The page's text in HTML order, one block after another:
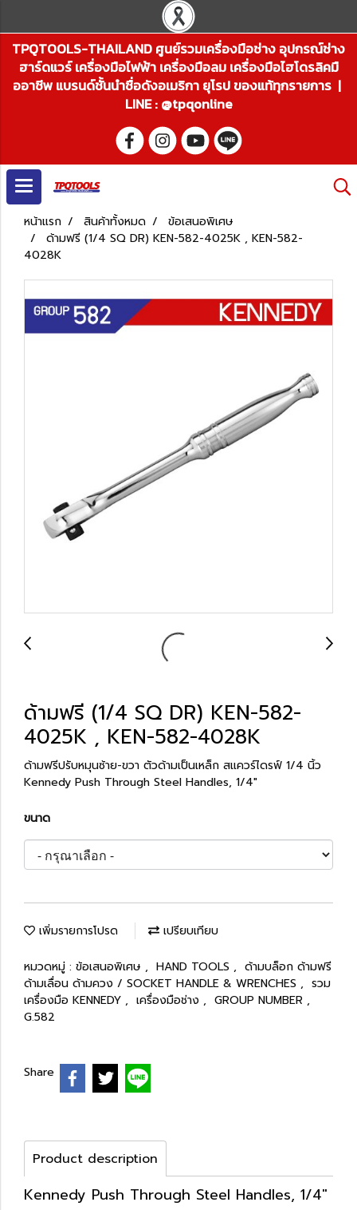
TPQTOOLS-THAILAND ศูนย์รวมเครื่องมือช่าง อุปกรณ์ช่าง
ฮาร์ดแวร์ เครื่องมือไฟฟ้า เครื่องมือลม เครื่องมือไฮโดรลิคมื
ออาชีพ แบรนด์ชั้นนำชื่อดังอเมริกา ยุโรป ของแท้ทุกรายการ |
LINE : @tpqonline
หน้าแรก สินค้าทั้งหมด
ข้อเสนอพิเศษ
ด้ามฟรี (1/4 SQ DR) KEN-582-4025K , KEN-582-
4028K
ด้ามฟรี (1/4 SQ DR) KEN-582-
4025K , KEN-582-4028K
ด้ามฟรีปรับหมุนซ้าย-ขวา ตัวด้ามเป็นเหล็ก สแควร์ไดรฟ์ 1/4 นิ้ว
Kennedy Push Through Steel Handles, 1/4"
ขนาด
เพิ่มรายการโปรด เปรียบเทียบ
หมวดหมู่ : ข้อเสนอพิเศษ , HAND TOOLS , ด้ามบล็อก ด้ามฟรี
ด้ามเลื่อน ด้ามควง / SOCKET HANDLE & WRENCHES , รวม
เครื่องมือ KENNEDY , เครื่องมือช่าง , GROUP NUMBER ,
G.582
Share
Product description
Kennedy Push Through Steel Handles, 1/4"